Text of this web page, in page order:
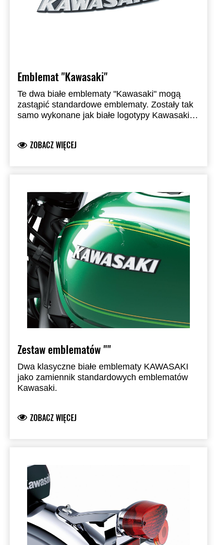
Emblemat "Kawasaki"
Te dwa białe emblematy "Kawasaki" mogą
zastąpić standardowe emblematy. Zostały tak
samo wykonane jak białe logotypy Kawasaki
malowaniem Metalic Matte Covert Green.
ZOBACZ WIĘCEJ
Zestaw emblematów ""
Dwa klasyczne białe emblematy KAWASAKI
jako zamiennik standardowych emblematów
Kawasaki.
ZOBACZ WIĘCEJ